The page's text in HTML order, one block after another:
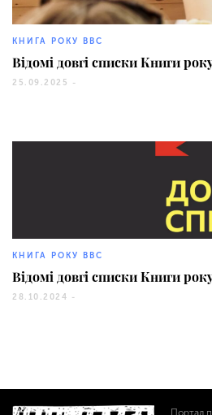
КНИГА РОКУ BBC
Відомі довгі списки Книги
25.09.2025 -
КНИГА РОКУ BBC
Відомі довгі списки Книги
28.10.2024 -
Портал